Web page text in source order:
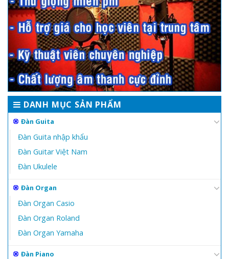
DANH MỤC SẢN PHẨM
Đàn Guita
Đàn Guita nhập khẩu
Đàn Guitar Việt Nam
Đàn Ukulele
Đàn Organ
Đàn Organ Casio
Đàn Organ Roland
Đàn Organ Yamaha
Đàn Piano